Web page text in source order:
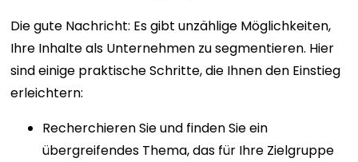
Die gute Nachricht: Es gibt unzählige Möglichkeiten,
Ihre Inhalte als Unternehmen zu segmentieren. Hier
sind einige praktische Schritte, die Ihnen den Einstieg
erleichtern:
Recherchieren Sie und finden Sie ein
übergreifendes Thema, das für Ihre Zielgruppe